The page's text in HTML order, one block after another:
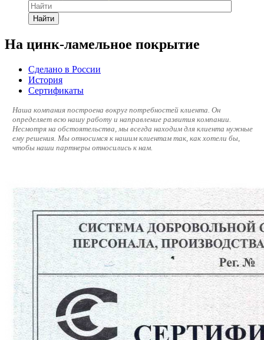
Найти
На цинк-ламельное покрытие
Сделано в России
История
Сертификаты
Наша компания построена вокруг потребностей клиента. Он
определяет всю нашу работу и направление развития компании.
Несмотря на обстоятельства, мы всегда находим для клиента нужные
ему решения. Мы относимся к нашим клиентам так, как хотели бы,
чтобы наши партнеры относились к нам.